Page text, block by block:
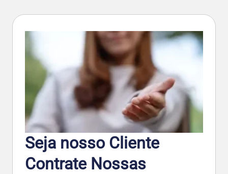
Seja nosso Cliente
Contrate Nossas